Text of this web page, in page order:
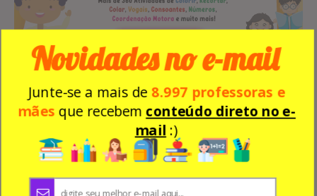
Junte-se a mais de8.997 professoras e
mães que recebemconteúdo direto no e-
mail :)
Novidades no e-mail